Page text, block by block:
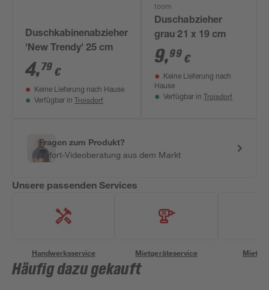
Duschkabinenabzieher
'New Trendy' 25 cm
4,79 €
Keine Lieferung nach Hause
Verfügbar in Troisdorf
toom
Duschabzieher
grau 21 x 19 cm
9,99 €
Keine Lieferung nach
Hause
Verfügbar in Troisdorf
Fragen zum Produkt?
Sofort-Videoberatung aus dem Markt
Unsere passenden Services
Handwerksservice Mietgeräteservice
Häufig dazu gekauft